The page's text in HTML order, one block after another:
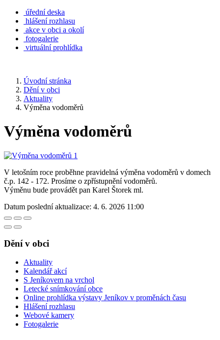
úřední deska
hlášení rozhlasu
akce v obci a okolí
fotogalerie
virtuální prohlídka
Úvodní stránka
Dění v obci
Aktuality
Výměna vodoměrů
Výměna vodoměrů
V letošním roce proběhne pravidelná výměna vodoměrů v domech
č.p. 142 - 172. Prosíme o zpřístupnění vodoměrů.
Výměnu bude provádět pan Karel Štorek ml.
Datum poslední aktualizace: 4. 6. 2026 11:00
Dění v obci
Aktuality
Kalendář akcí
S Jeníkovem na vrchol
Letecké snímkování obce
Online prohlídka výstavy Jeníkov v proměnách času
Hlášení rozhlasu
Webové kamery
Fotogalerie